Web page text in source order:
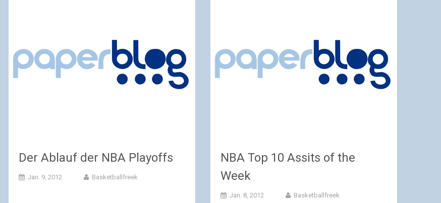
Der Ablauf der NBA Playoffs
Jan. 9, 2012 Basketballfreek
NBA Top 10 Assits of the
Week
Jan. 8, 2012 Basketballfreek